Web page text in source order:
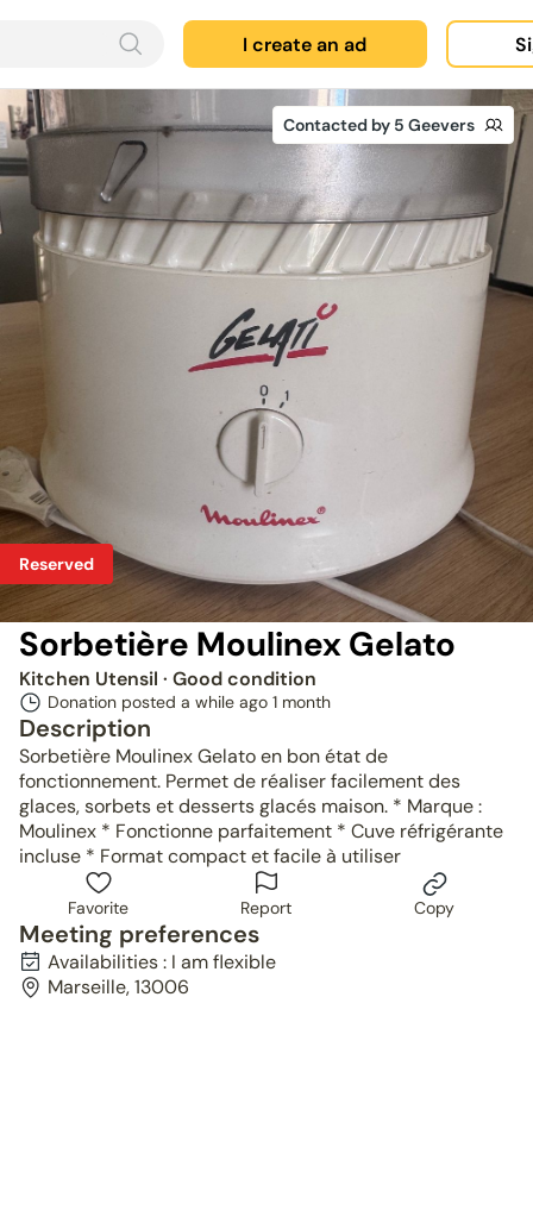
I create an ad
Contacted by 5 Geevers
Reserved
Sorbetière Moulinex Gelato
Kitchen Utensil · Good condition
Donation posted a while ago 1 month
Description
Sorbetière Moulinex Gelato en bon état de
fonctionnement. Permet de réaliser facilement des
glaces, sorbets et desserts glacés maison. * Marque :
Moulinex * Fonctionne parfaitement * Cuve réfrigérante
incluse * Format compact et facile à utiliser
Favorite Report Copy
Meeting preferences
Availabilities : I am flexible
Marseille, 13006